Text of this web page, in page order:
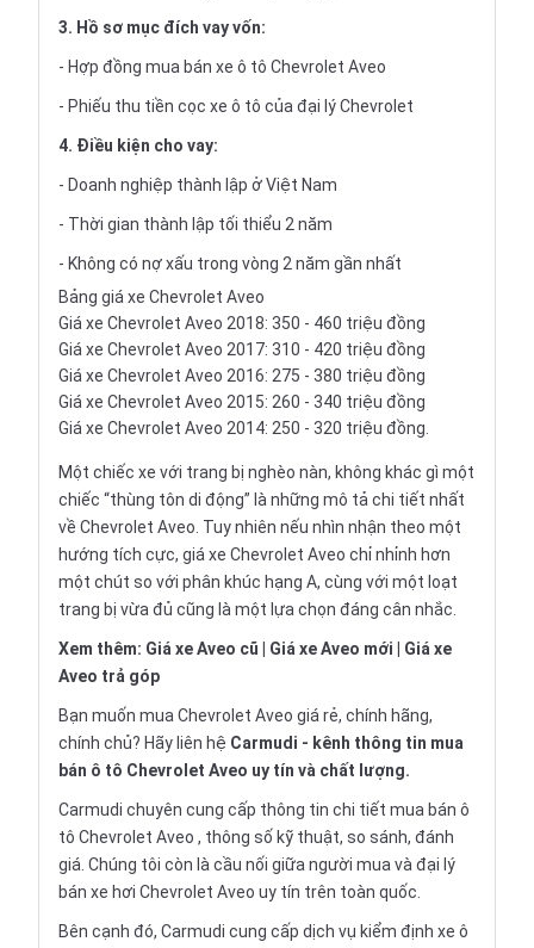
3. Hồ sơ mục đích vay vốn:
- Hợp đồng mua bán xe ô tô Chevrolet Aveo
- Phiếu thu tiền cọc xe ô tô của đại lý Chevrolet
4. Điều kiện cho vay:
- Doanh nghiệp thành lập ở Việt Nam
- Thời gian thành lập tối thiểu 2 năm
- Không có nợ xấu trong vòng 2 năm gần nhất
Bảng giá xe Chevrolet Aveo
Giá xe Chevrolet Aveo 2018: 350 - 460 triệu đồng
Giá xe Chevrolet Aveo 2017: 310 - 420 triệu đồng
Giá xe Chevrolet Aveo 2016: 275 - 380 triệu đồng
Giá xe Chevrolet Aveo 2015: 260 - 340 triệu đồng
Giá xe Chevrolet Aveo 2014: 250 - 320 triệu đồng.
Một chiếc xe với trang bị nghèo nàn, không khác gì một
chiếc “thùng tôn di động” là những mô tả chi tiết nhất
về Chevrolet Aveo. Tuy nhiên nếu nhìn nhận theo một
hướng tích cực, giá xe Chevrolet Aveo chỉ nhỉnh hơn
một chút so với phân khúc hạng A, cùng với một loạt
trang bị vừa đủ cũng là một lựa chọn đáng cân nhắc.
Xem thêm: Giá xe Aveo cũ Giá xe Aveo mới
Giá xe
Aveo trả góp
Bạn muốn mua Chevrolet Aveo giá rẻ, chính hãng,
chính chủ? Hãy liên hệ Carmudi - kênh thông tin mua
bán ô tô Chevrolet Aveo uy tín và chất lượng.
Carmudi chuyên cung cấp thông tin chi tiết mua bán ô
tô Chevrolet Aveo , thông số kỹ thuật, so sánh, đánh
giá. Chúng tôi còn là cầu nối giữa người mua và đại lý
bán xe hơi Chevrolet Aveo uy tín trên toàn quốc.
Bên cạnh đó, Carmudi cung cấp dịch vụ kiểm định xe ô